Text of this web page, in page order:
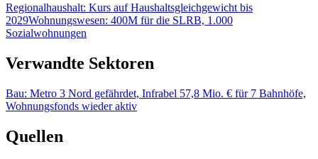
Regionalhaushalt: Kurs auf Haushaltsgleichgewicht bis
2029Wohnungswesen: 400M für die SLRB, 1.000
Sozialwohnungen
Verwandte Sektoren
Bau: Metro 3 Nord gefährdet, Infrabel 57,8 Mio. € für 7 Bahnhöfe,
Wohnungsfonds wieder aktiv
Quellen